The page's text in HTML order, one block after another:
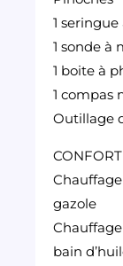
1
1 sonde à
1 boite à
1 compas
Outillage
CONFORT
gazole
bain